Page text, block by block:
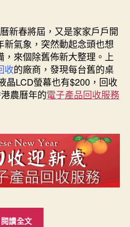
佈
日
期
新春將屆，又是家家戶戶開
氣象，突然動起念頭也想
來個除舊佈新大整理。上
收的廠商，發現每台舊的桌
晶LCD螢幕也有$200，回收
農曆年的電子產品回收服務
閱讀全文